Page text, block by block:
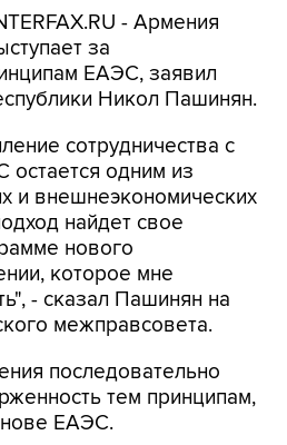
ЕАЭС, заявил
Никол Пашинян.
сотрудничества с
и внешнеэкономических
найдет свое
нового
которое мне
- сказал Пашинян на
межправсовета.
последовательно
ЕАЭС.
принципов